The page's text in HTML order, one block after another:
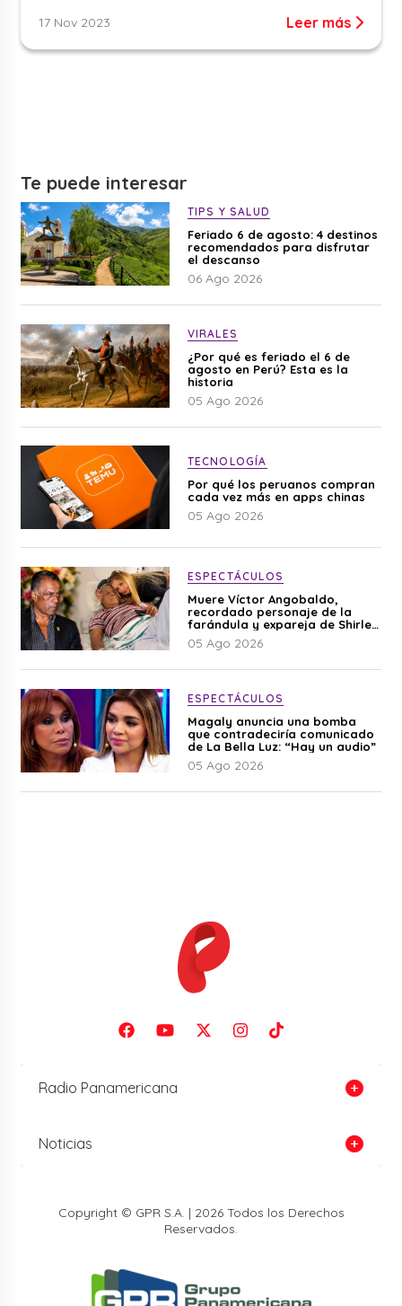
17 Nov 2023 Leer más
Te puede interesar
TIPS Y SALUD
Feriado 6 de agosto: 4 destinos
recomendados para disfrutar
el descanso
06 Ago 2026
VIRALES
¿Por qué es feriado el 6 de
agosto en Perú? Esta es la
historia
05 Ago 2026
TECNOLOGÍA
Por qué los peruanos compran
cada vez más en apps chinas
05 Ago 2026
ESPECTÁCULOS
Muere Víctor Angobaldo,
recordado personaje de la
farándula y expareja de Shirley
Cherres
05 Ago 2026
ESPECTÁCULOS
Magaly anuncia una bomba
que contradeciría comunicado
de La Bella Luz: “Hay un audio”
05 Ago 2026
Radio Panamericana
Noticias
Copyright © GPR S.A. | 2026 Todos los Derechos
Reservados.